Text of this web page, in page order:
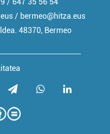
/ bermeo@hitza.eus
48370, Bermeo